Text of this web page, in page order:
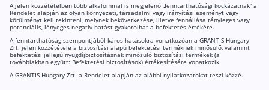
Nyugdíjbiztosítás vagy NYESZ? Melyik a jobb?
Melyik a legolcsóbb nyugdíjbiztosítás?
Önkéntes nyugdíjpénztár vagy
Nyugdíjbiztosítás adókedvezmény és adójóváírás
A jelen közzétételben több alkalommal is megjelenő „fenntarthatósági kockázatnak” a
Rendelet alapján az olyan környezeti, társadalmi vagy irányítási eseményt vagy
körülményt kell tekinteni, melynek bekövetkezése, illetve fennállása tényleges vagy
potenciális, lényeges negatív hatást gyakorolhat a befektetés értékére.
A fenntarthatóság szempontjából káros hatásokra vonatkozóan a GRANTIS Hungary
Zrt. jelen közzététele a biztosítási alapú befektetési terméknek minősülő, valamint
befektetési jellegű nyugdíjbiztosításnak minősülő biztosítási termékek (a
továbbiakban együtt: Befektetési biztosítások) értékesítésére vonatkozik.
A GRANTIS Hungary Zrt. a Rendelet alapján az alábbi nyilatkozatokat teszi közzé.